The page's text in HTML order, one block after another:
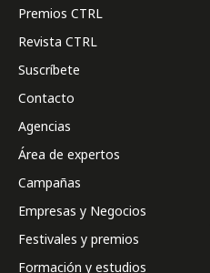
Premios CTRL
Revista CTRL
Suscríbete
Contacto
Agencias
Área de expertos
Campañas
Empresas y Negocios
Festivales y premios
Formación y estudios